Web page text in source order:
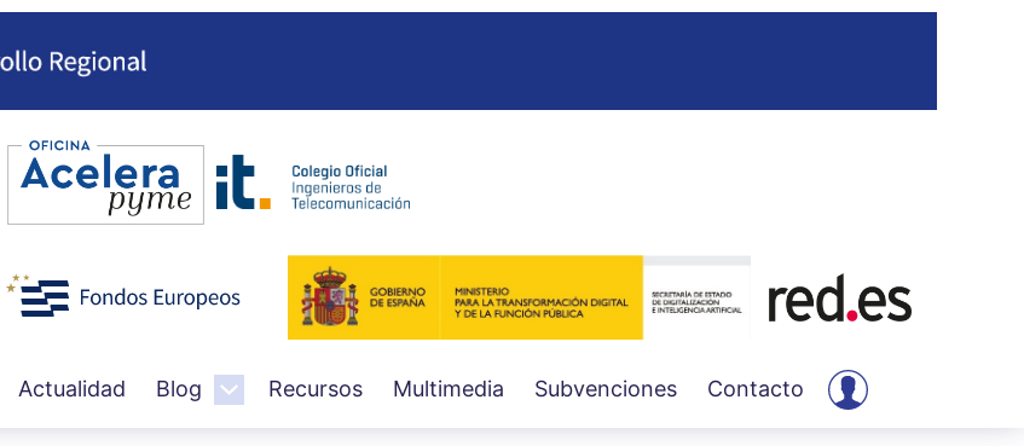
Pasar
principal
Actualidad Blog Recursos Multimedia Subvenciones Contacto
User
account